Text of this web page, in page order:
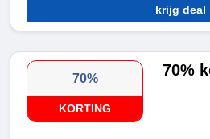
krijg deal
70%
KORTING
70%